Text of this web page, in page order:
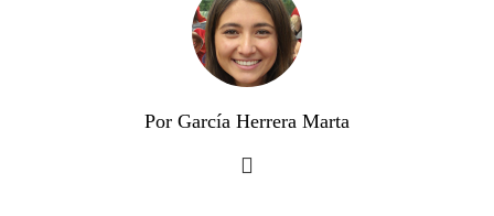
Por García Herrera Marta